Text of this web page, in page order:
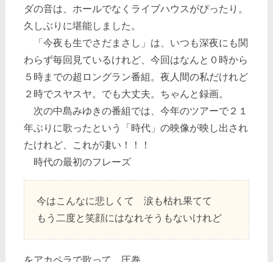
ダの音は、ホールでなくライブハウスがぴったり。
久しぶりに堪能しました。
「今夜も生でさだまさし」は、いつも深夜にも関
わらず毎回見ているけれど、今回はなんと０時から
５時までの超ロングラン番組。夜人間の私だけれど
２時でスヤスヤ。でも大丈夫。ちゃんと録画。
次の中島みゆきの番組では、今年のツアーで２１
年ぶりに歌ったという「時代」の映像が映し出され
たけれど、これが凄い！！！
時代の最初のフレーズ
今はこんなに悲しくて 涙も枯れ果てて
もう二度と笑顔にはなれそうもないけれど
をアカペラで歌って、圧巻。